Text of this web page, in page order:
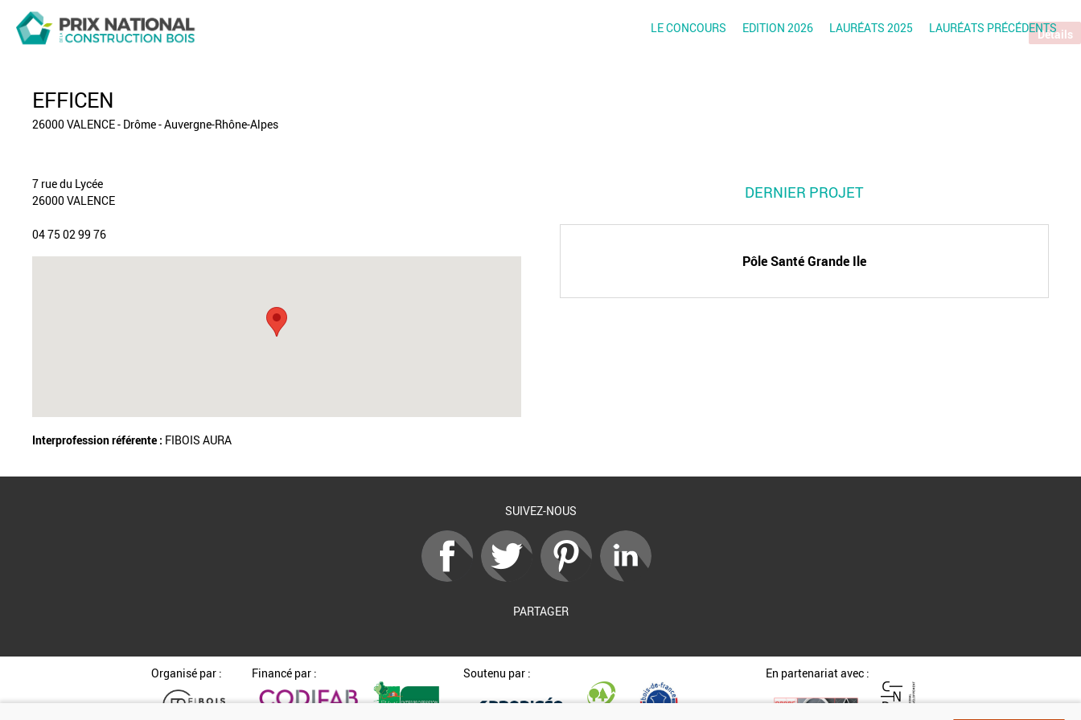
LE CONCOURS EDITION 2026 LAURÉATS 2025 LAURÉATS PRÉCÉDENTS
EFFICEN
26000 VALENCE - Drôme - Auvergne-Rhône-Alpes
7 rue du Lycée
26000 VALENCE
04 75 02 99 76
Interprofession référente : FIBOIS AURA
DERNIER PROJET
Pôle Santé Grande Ile
Détails
SUIVEZ-NOUS
PARTAGER
Organisé par : Financé par : Soutenu par : En partenariat avec :